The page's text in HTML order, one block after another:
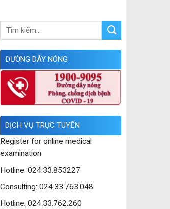
ĐƯỜNG DÂY NÓNG
DỊCH VỤ TRỰC TUYẾN
Register for online medical
examination
Hotline: 024.33.853227
Consulting: 024.33.763.048
Hotline: 024.33.762.260